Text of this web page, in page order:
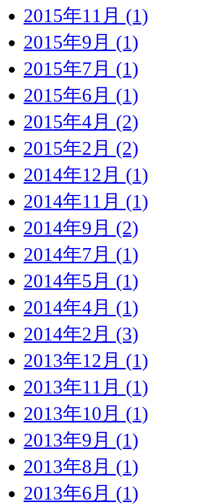
2015年11月 (1)
2015年9月 (1)
2015年7月 (1)
2015年6月 (1)
2015年4月 (2)
2015年2月 (2)
2014年12月 (1)
2014年11月 (1)
2014年9月 (2)
2014年7月 (1)
2014年5月 (1)
2014年4月 (1)
2014年2月 (3)
2013年12月 (1)
2013年11月 (1)
2013年10月 (1)
2013年9月 (1)
2013年8月 (1)
2013年6月 (1)